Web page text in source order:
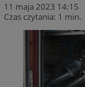
11 maja 2023 14:15
Czas czytania: 1 min.